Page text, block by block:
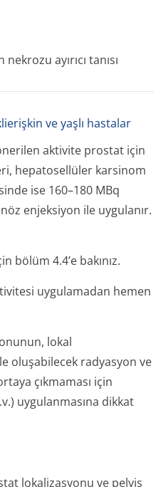
ayırıcı tanısı
ve yaşlı hastalar
aktivite prostat için
hepatosellüler karsinom
ise 160–180 MBq
enjeksiyon ile uygulanır.
bölüm 4.4’e bakınız.
uygulamadan hemen
lokal
oluşabilecek radyasyon ve
çıkmaması için
uygulanmasına dikkat
lokalizasyonu ve pelvis